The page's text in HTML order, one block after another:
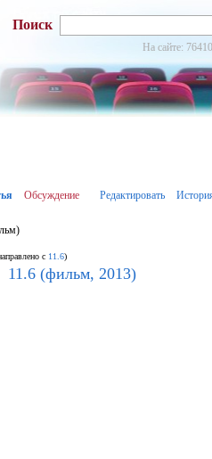
Поиск
На сайте:
Обсуждение Редактировать
с 11.6)
11.6 (фильм, 2013)